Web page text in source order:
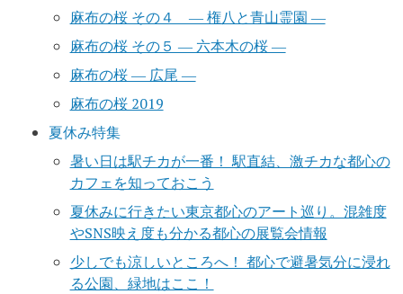
麻布の桜 その４ ― 権八と青山霊園 ―
麻布の桜 その５ ― 六本木の桜 ―
麻布の桜 ― 広尾 ―
麻布の桜 2019
夏休み特集
暑い日は駅チカが一番！ 駅直結、激チカな都心の
カフェを知っておこう
夏休みに行きたい東京都心のアート巡り。混雑度
やSNS映え度も分かる都心の展覧会情報
少しでも涼しいところへ！ 都心で避暑気分に浸れ
る公園、緑地はここ！